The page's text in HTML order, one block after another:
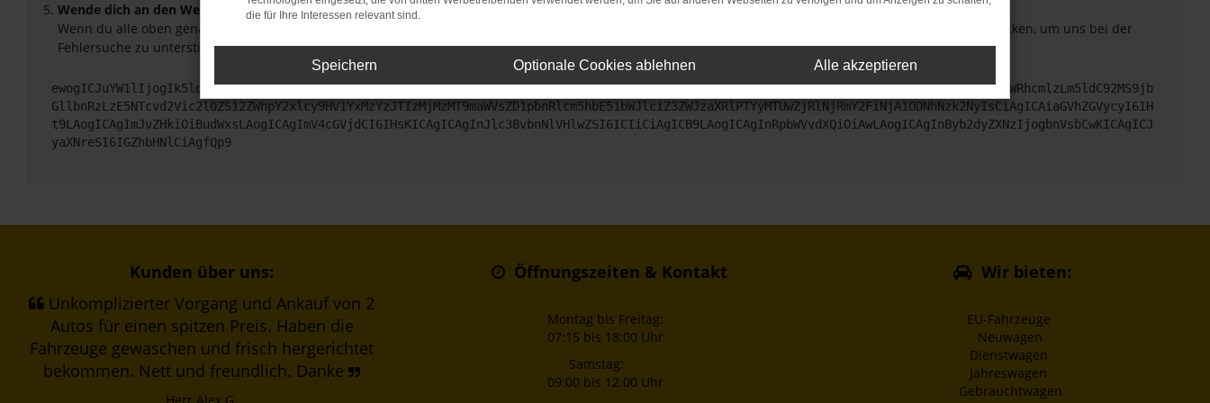
Wende dich an den Webseitenbetreiber.
Wenn du alle oben genannten Schritte versucht hast, kontaktiere uns bitte. Wir werden versuchen, das Problem zu beheben. Du kannst uns diesen Text schicken, um uns bei der
Fehlersuche zu unterstützen:
ewogICJuYW1lIjogIk5ldHdvcmtFcnJvciIsCiAgImNvbmZpZyI6IHsKICAgICJtZXRob2QiOiAiR0VUIiwKICAgICJ1cmwiOiAiaHR0cHM6Ly9hcGkueC5ha3MtcHJvZC5hdWRhcmlzLm5ldC92MS9jb
GllbnRzLzE5NTcvd2Vic2l0ZS12ZWhpY2xlcy9HV1YxMzYzJTIzMjMzMT9maWVsZD1pbnRlcm5hbE51bWJlciZ3ZWJzaXRlPTYyMTUwZjRlNjRmY2FiNjA1ODNhNzk2NyIsCiAgICAiaGVhZGVycyI6IH
t9LAogICAgImJvZHkiOiBudWxsLAogICAgImV4cGVjdCI6IHsKICAgICAgInJlc3BvbnNlVHlwZSI6ICIiCiAgICB9LAogICAgInRpbWVvdXQiOiAwLAogICAgInByb2dyZXNzIjogbnVsbCwKICAgICJ
yaXNreSI6IGZhbHNlCiAgfQp9
Kunden über uns:
Unkomplizierter Vorgang und Ankauf von 2
Autos für einen spitzen Preis. Haben die
Fahrzeuge gewaschen und frisch hergerichtet
bekommen. Nett und freundlich. Danke
Öffnungszeiten & Kontakt
Montag bis Freitag:
07:15 bis 18:00 Uhr
Samstag:
09:00 bis 12:00 Uhr
Wir bieten:
EU-Fahrzeuge
Neuwagen
Dienstwagen
Jahreswagen
Gebrauchtwagen
die für Ihre Interessen relevant sind.
Speichern Optionale Cookies ablehnen Alle akzeptieren